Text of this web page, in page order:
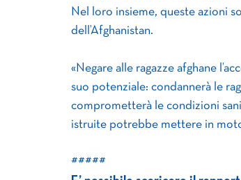
Nel loro insieme, queste azioni
dell’Afghanistan.
«Negare alle ragazze afghane
suo potenziale: condannerà le
comprometterà le condizioni
istruite potrebbe mettere in
#####